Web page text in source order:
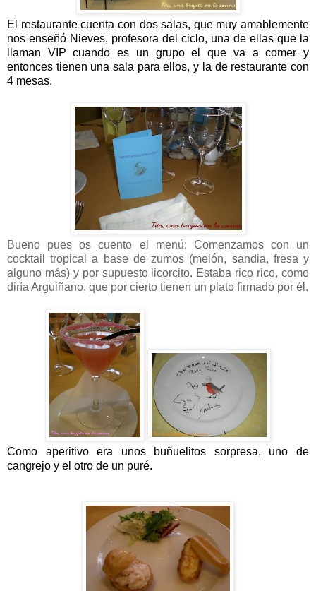
El restaurante cuenta con dos salas, que muy amablemente
nos enseñó Nieves, profesora del ciclo, una de ellas que la
llaman VIP cuando es un grupo el que va a comer y
entonces tienen una sala para ellos, y la de restaurante con
4 mesas.
Bueno pues os cuento el menú: Comenzamos con un
cocktail tropical a base de zumos (melón, sandia, fresa y
alguno más) y por supuesto licorcito. Estaba rico rico, como
diría Arguiñano, que por cierto tienen un plato firmado por él.
Como aperitivo era unos buñuelitos sorpresa, uno de
cangrejo y el otro de un puré.